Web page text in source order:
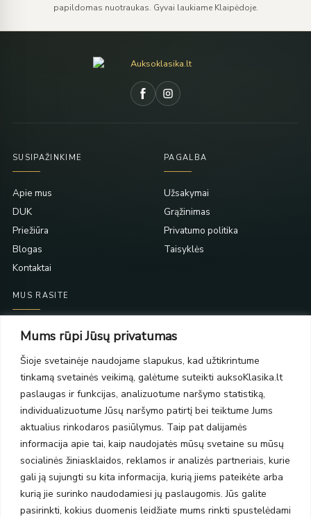
Mums rūpi Jūsų privatumas
Šioje svetainėje naudojame slapukus, kad užtikrintume
tinkamą svetainės veikimą, galėtume suteikti auksoKlasika.lt
paslaugas ir funkcijas, analizuotume naršymo statistiką,
individualizuotume Jūsų naršymo patirtį bei teiktume Jums
aktualius rinkodaros pasiūlymus. Taip pat dalijamės
informacija apie tai, kaip naudojatės mūsų svetaine su mūsų
socialinės žiniasklaidos, reklamos ir analizės partneriais, kurie
gali ją sujungti su kita informacija, kurią jiems pateikėte arba
kurią jie surinko naudodamiesi jų paslaugomis. Jūs galite
pasirinkti, kokius duomenis leidžiate mums rinkti spustelėdami
papildomas nuotraukas. Gyvai laukiame Klaipėdoje.
SUSIPAŽINKIME
Apie mus
DUK
Priežiūra
Blogas
Kontaktai
PAGALBA
Užsakymai
Grąžinimas
Privatumo politika
Taisyklės
MUS RASITE
Taikos pr. 139
PC Molas, Klaipėda
Taikos pr. 141
PC BIG 2, Klaipėda
Šilutės pl. 35
PC Banginis, Klaipėda
NAUJIENLAIŠKIS
Prenumeruokite ir gaukite pasiūlymus, naujienas bei riboto
leidimo kolekcijas.